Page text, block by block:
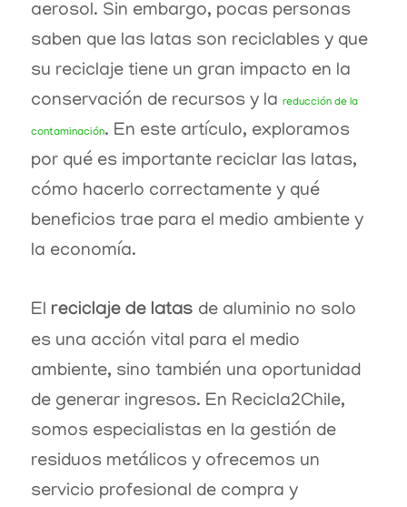
aerosol. Sin embargo, pocas personas
saben que las latas son reciclables y que
su reciclaje tiene un gran impacto en la
conservación de recursos y la reducción de la
contaminación. En este artículo, exploramos
por qué es importante reciclar las latas,
cómo hacerlo correctamente y qué
beneficios trae para el medio ambiente y
la economía.
El reciclaje de latas de aluminio no solo
es una acción vital para el medio
ambiente, sino también una oportunidad
de generar ingresos. En Recicla2Chile,
somos especialistas en la gestión de
residuos metálicos y ofrecemos un
servicio profesional de compra y